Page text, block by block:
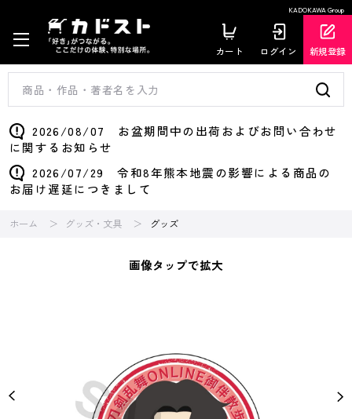
KADOKAWA Group
カート ログイン 新規登録
2026/08/07 お盆期間中の出荷およびお問い合わせ
に関するお知らせ
2026/07/29 令和8年熊本地震の影響による商品の
お届け遅延につきまして
ホーム グッズ・文具 グッズ
画像タップで拡大